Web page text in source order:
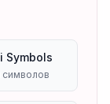
Symbols
символов